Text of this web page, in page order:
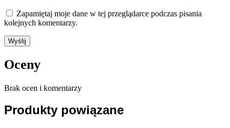
Zapamiętaj moje dane w tej przeglądarce podczas pisania
kolejnych komentarzy.
Oceny
Brak ocen i komentarzy
Produkty powiązane